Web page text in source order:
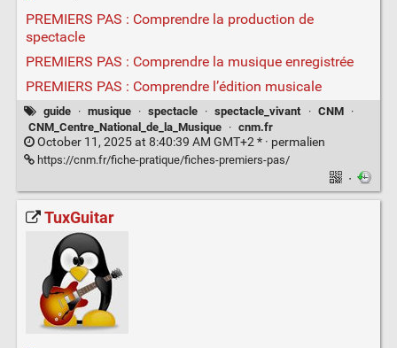
PREMIERS PAS : Comprendre la production de
spectacle
PREMIERS PAS : Comprendre la musique enregistrée
PREMIERS PAS : Comprendre l’édition musicale
guide · musique · spectacle · spectacle_vivant · CNM
·
CNM_Centre_National_de_la_Musique
· cnm.fr
October 11, 2025 at 8:40:39 AM GMT+2 * · permalien
https://cnm.fr/fiche-pratique/fiches-premiers-pas/
·
TuxGuitar